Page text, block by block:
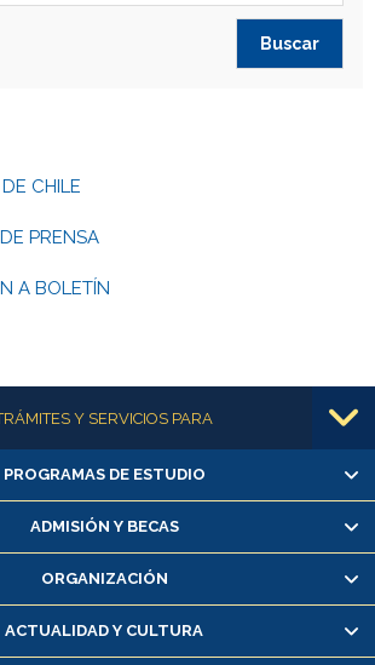
CHILE
PRENSA
A BOLETÍN
Y SERVICIOS PARA
Alumnas/os y exalumnas/os
Matrícula en línea
y cambio de asignaturas
Consulta y certificado de notas
Servicio médico y dental
PROGRAMAS DE ESTUDIO
ADMISIÓN Y BECAS
ORGANIZACIÓN
ACTUALIDAD Y CULTURA